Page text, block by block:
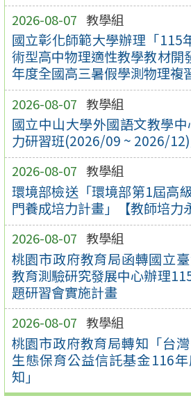
2026-08-07 教學組
國立彰化師範大學辦理「115
術型高中物理適性教學教材開
年度全國高三暑假學測物理複
2026-08-07 教學組
國立中山大學外國語文教學
力研習班(2026/09 ~ 2026/
2026-08-07 教學組
環境部檢送「環境部第1屆高
門養成培力計畫」【教師培力
2026-08-07 教學組
桃園市政府教育局函轉國立
教育測驗研究發展中心辦理
題研習會實施計畫
2026-08-07 教學組
桃園市政府教育局轉知「台
生態保育公益信託基金116
知」